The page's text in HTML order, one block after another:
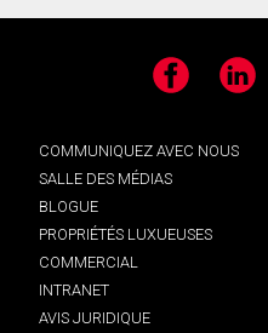
Facebook LinkedIn
COMMUNIQUEZ AVEC NOUS
SALLE DES MÉDIAS
BLOGUE
PROPRIÉTÉS LUXUEUSES
COMMERCIAL
INTRANET
AVIS JURIDIQUE